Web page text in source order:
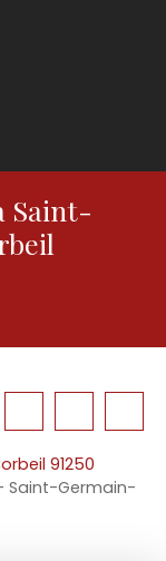
Saint-
91250
Saint-Germain-